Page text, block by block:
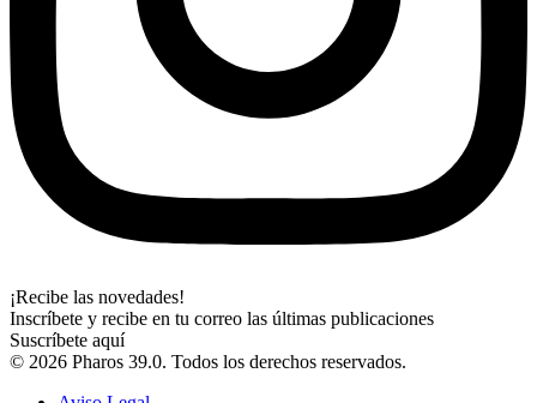
¡Recibe las novedades!
Inscríbete y recibe en tu correo las últimas publicaciones
Suscríbete aquí
© 2026 Pharos 39.0. Todos los derechos reservados.